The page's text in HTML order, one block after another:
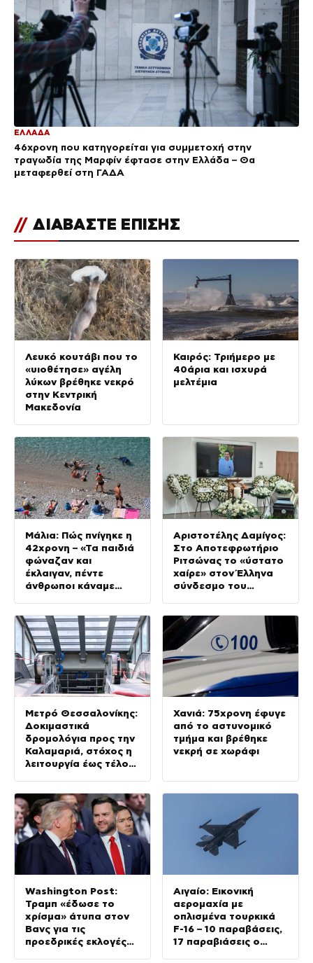
ΕΛΛΑΔΑ
46χρονη που κατηγορείται για συμμετοχή στην
τραγωδία της Μαρφίν έφτασε στην Ελλάδα – Θα
μεταφερθεί στη ΓΑΔΑ
// ΔΙΑΒΑΣΤΕ ΕΠΙΣΗΣ
Λευκό κουτάβι που το
«υιοθέτησε» αγέλη
λύκων βρέθηκε νεκρό
στην Κεντρική
Μακεδονία
Καιρός: Τριήμερο με
40άρια και ισχυρά
μελτέμια
Μάλια: Πώς πνίγηκε η
42χρονη – «Τα παιδιά
φώναζαν και
έκλαιγαν, πέντε
άνθρωποι κάναμε
Αριστοτέλης Δαμίγος:
Στο Αποτεφρωτήριο
Ριτσώνας το «ύστατο
χαίρε» στον Έλληνα
σύνδεσμο του
Μετρό Θεσσαλονίκης:
Δοκιμαστικά
δρομολόγια προς την
Καλαμαριά, στόχος η
λειτουργία έως τέλος
Χανιά: 75χρονη έφυγε
από το αστυνομικό
τμήμα και βρέθηκε
νεκρή σε χωράφι
Washington Post:
Τραμπ «έδωσε το
χρίσμα» άτυπα στον
Βανς για τις
προεδρικές εκλογές
Αιγαίο: Εικονική
αερομαχία με
οπλισμένα τουρκικά
F-16 – 10 παραβάσεις,
17 παραβιάσεις ο